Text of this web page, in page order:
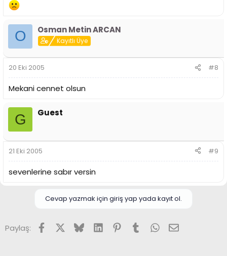
O Osman Metin ARCAN
Kayıtlı Üye
20 Eki 2005 #8
Mekani cennet olsun
G Guest
21 Eki 2005 #9
sevenlerine sabır versin
Cevap yazmak için giriş yap yada kayıt ol.
Paylaş: FacebookX (Twitter)
BlueskyLinkedInPinterest
TumblrWhatsApp
E-posta